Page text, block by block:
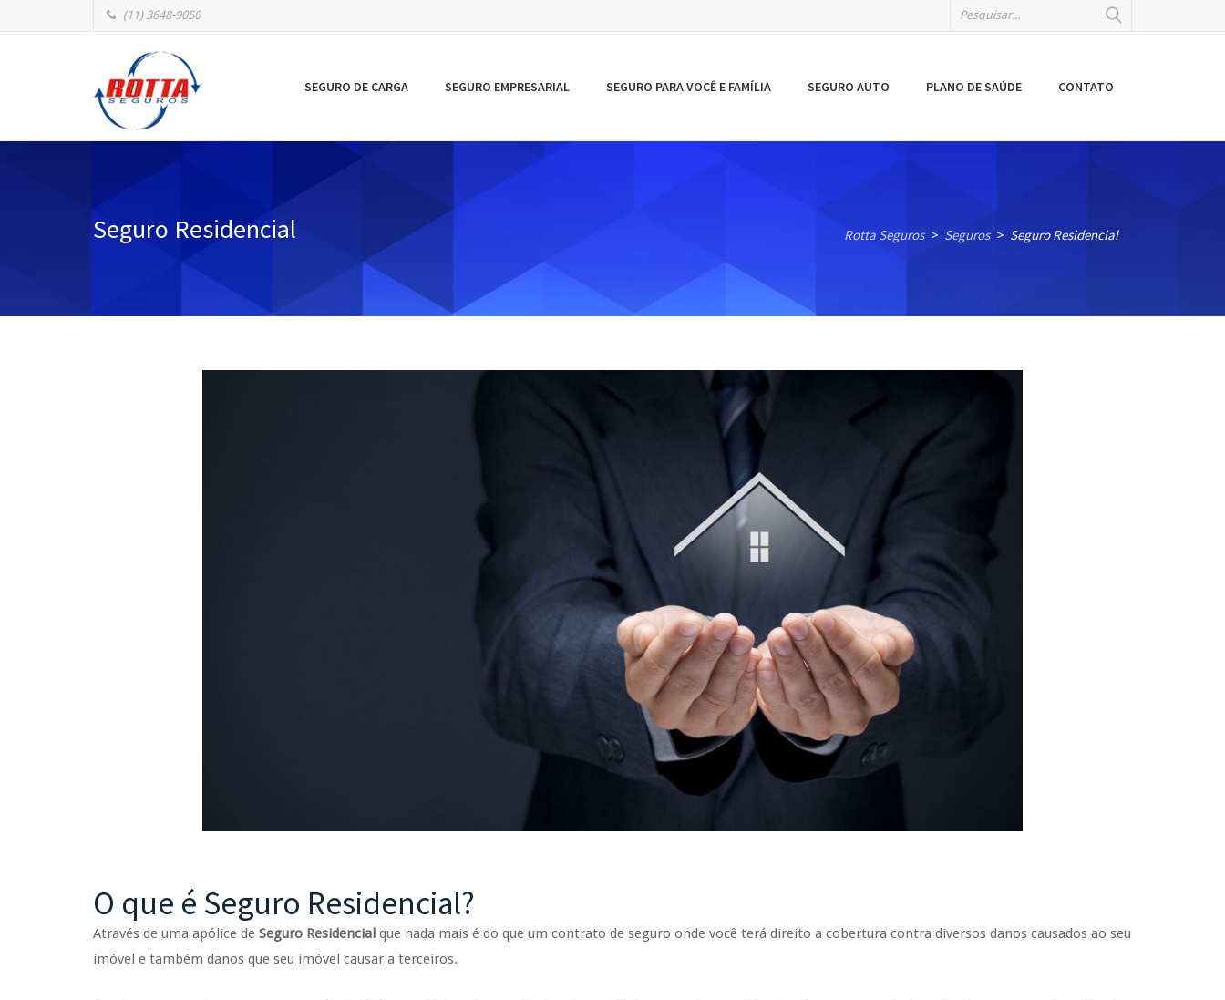
(11) 3648-9050
SEGURO DE CARGA SEGURO EMPRESARIAL SEGURO PARA VOCÊ E FAMÍLIA SEGURO AUTO PLANO DE SAÚDE CONTATO
Seguro Residencial Rotta Seguros > Seguros > Seguro Residencial
O que é Seguro Residencial?
Através de uma apólice de Seguro Residencial que nada mais é do que um contrato de seguro onde você terá direito a cobertura contra diversos danos causados ao seu
imóvel e também danos que seu imóvel causar a terceiros.